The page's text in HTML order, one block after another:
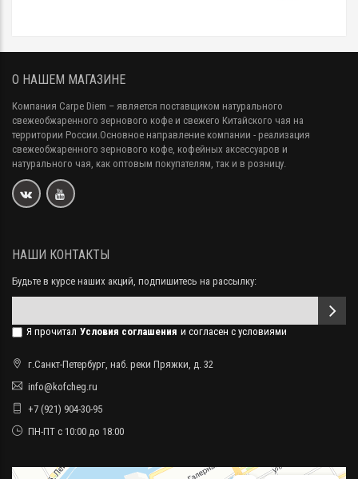
О НАШЕМ МАГАЗИНЕ
Компания Carpe Diem – является поставщиком натурального
свежеобжаренного зернового кофе и свежего Китайского чая на
территории России.Основное направление компании - реализация
свежеобжаренного зернового кофе, кофейных аксессуаров и
натурального чая, как оптовым покупателям, так и в розницу.
НАШИ КОНТАКТЫ
Будьте в курсе наших акций, подпишитесь на рассылку:
Я прочитал Условия соглашения и согласен с условиями
г.Санкт-Петербург, наб. реки Пряжки, д. 32
info@kofcheg.ru
+7 (921) 904-30-95
ПН-ПТ с 10:00 до 18:00